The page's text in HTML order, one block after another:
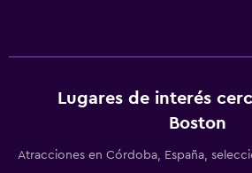
Lugares de interés
Boston
Atracciones en Córdoba, España,